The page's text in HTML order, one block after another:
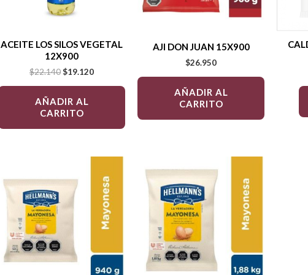
ACEITE LOS SILOS VEGETAL
12X900
$22.140$19.120
AÑADIR AL
CARRITO
AJI DON JUAN 15X900
$26.950
AÑADIR AL
CARRITO